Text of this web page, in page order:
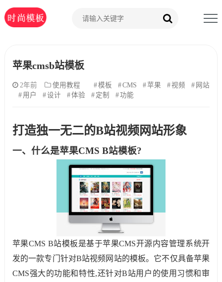
苹果cmsb站模板
2年前 使用教程 模板 CMS 苹果 视频
网站
用户
设计 体验 定制 功能
打造独一无二的B站视频网站形象
一、什么是苹果CMS B站模板?
苹果CMS B站模板是基于苹果CMS开源内容管理系统开
发的一款专门针对B站视频网站的模板。它不仅具备苹果
CMS强大的功能和特性,还针对B站用户的使用习惯和审